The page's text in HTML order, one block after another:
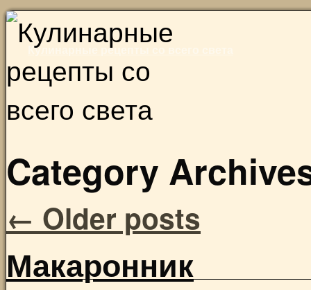
Кулинарные рецепты со всего света
Skip
content
Category
← Older posts
Макаронник